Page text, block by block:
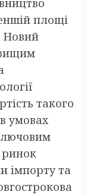
площі
Новий
такого
умовах
імпорту та